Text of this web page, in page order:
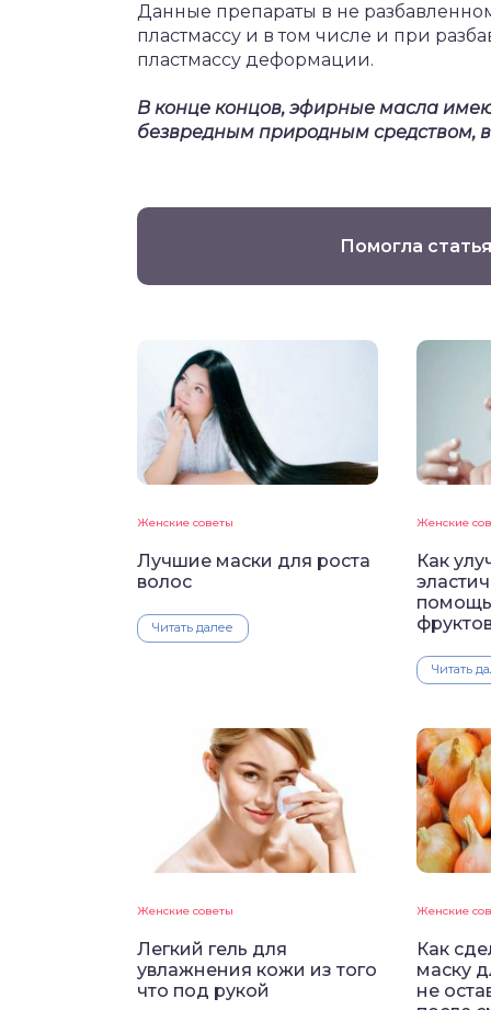
Данные препараты в не
пластмассу и в том числе и при
пластмассу деформации.
В конце концов, эфирные масла
безвредным природным средством,
Помогла
Женские советы
Лучшие маски для роста
волос
Читать далее
Женские
Как
Читать
Женские советы
Легкий гель для
увлажнения кожи из того
что под рукой
Женские
Как
маску
не